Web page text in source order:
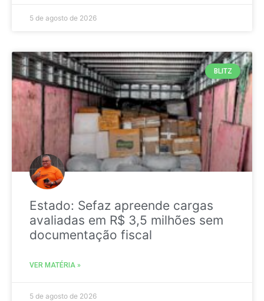
5 de agosto de 2026
BLITZ
Estado: Sefaz apreende cargas
avaliadas em R$ 3,5 milhões sem
documentação fiscal
VER MATÉRIA »
5 de agosto de 2026